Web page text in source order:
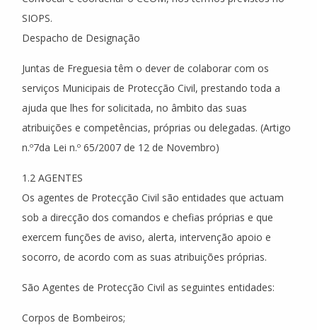
SIOPS.
Despacho de Designação
Juntas de Freguesia têm o dever de colaborar com os
serviços Municipais de Protecção Civil, prestando toda a
ajuda que lhes for solicitada, no âmbito das suas
atribuições e competências, próprias ou delegadas. (Artigo
n.º7da Lei n.º 65/2007 de 12 de Novembro)
1.2 AGENTES
Os agentes de Protecção Civil são entidades que actuam
sob a direcção dos comandos e chefias próprias e que
exercem funções de aviso, alerta, intervenção apoio e
socorro, de acordo com as suas atribuições próprias.
São Agentes de Protecção Civil as seguintes entidades:
Corpos de Bombeiros;